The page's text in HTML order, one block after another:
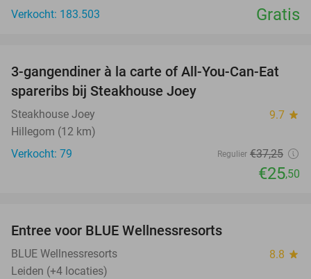
Verkocht: 183.503
Gratis
32%
3-gangendiner à la carte of All-You-Can-Eat
spareribs bij Steakhouse Joey
Steakhouse Joey 9.7 star
Hillegom (12 km)
Verkocht: 79
Regulier €37,25
€25,50
Entree voor BLUE Wellnessresorts
BLUE Wellnessresorts 8.8 star
Leiden (+4 locaties)